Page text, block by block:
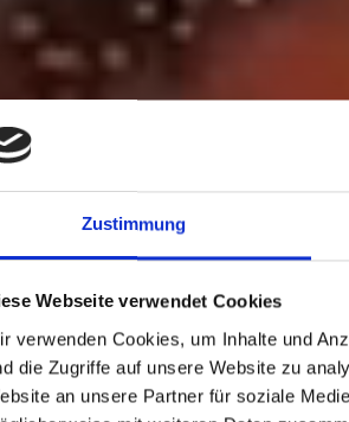
Zustimmung
Webseite verwendet Cookies
verwenden Cookies, um Inhalte und
die Zugriffe auf unsere Website zu
an unsere Partner für soziale
· COMMUNITY